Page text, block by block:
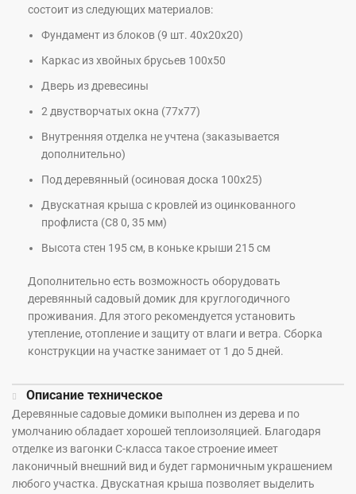
состоит из следующих материалов:
Фундамент из блоков (9 шт. 40х20х20)
Каркас из хвойных брусьев 100х50
Дверь из древесины
2 двустворчатых окна (77х77)
Внутренняя отделка не учтена (заказывается
дополнительно)
Под деревянный (осиновая доска 100х25)
Двускатная крыша с кровлей из оцинкованного
профлиста (С8 0, 35 мм)
Высота стен 195 см, в коньке крыши 215 см
Дополнительно есть возможность оборудовать
деревянный садовый домик для круглогодичного
проживания. Для этого рекомендуется установить
утепление, отопление и защиту от влаги и ветра. Сборка
конструкции на участке занимает от 1 до 5 дней.
Описание техническое
Деревянные садовые домики выполнен из дерева и по
умолчанию обладает хорошей теплоизоляцией. Благодаря
отделке из вагонки С-класса такое строение имеет
лаконичный внешний вид и будет гармоничным украшением
любого участка. Двускатная крыша позволяет выделить